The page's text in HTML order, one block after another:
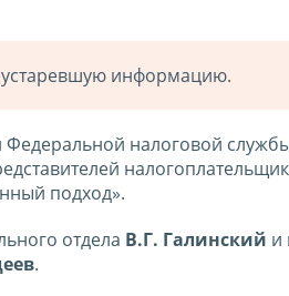
устаревшую информацию.
Федеральной налоговой
подход».
отдела В.Г. Галинский и
.